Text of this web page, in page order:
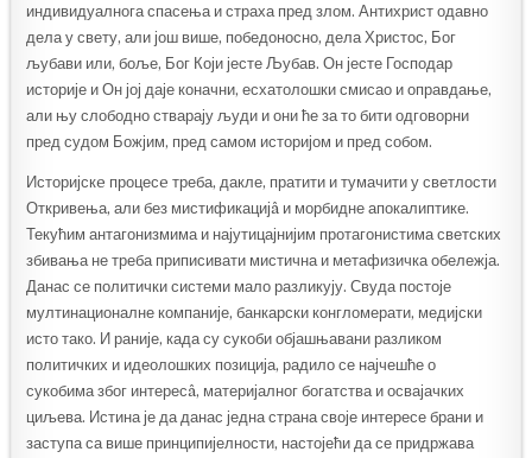
индивидуалнога спасења и страха пред злом. Антихрист одавно
дела у свету, али још више, победоносно, дела Христос, Бог
љубави или, боље, Бог Који јесте Љубав. Он јесте Господар
историје и Он јој даје коначни, есхатолошки смисао и оправдање,
али њу слободно стварају људи и они ће за то бити одговорни
пред судом Божјим, пред самом историјом и пред собом.
Историјскe процесe треба, дакле, пратити и тумачити у светлости
Откривења, али без мистификацијâ и морбидне апокалиптике.
Текућим антагонизмима и најутицајнијим протагонистима светских
збивања не треба приписивати мистична и метафизичка обележја.
Данас се политички системи мало разликују. Свуда постоје
мултинационалне компаније, банкарски конгломерати, медијски
исто тако. И раније, када су сукоби објашњавани разликом
политичких и идеолошких позиција, радило се најчешће о
сукобима због интересâ, материјалног богатства и освајачких
циљева. Истина је да данас једна страна своје интересе брани и
заступа са више принципијелности, настојећи да се придржава